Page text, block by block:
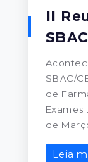
II
SBAC/
de
de
Leia